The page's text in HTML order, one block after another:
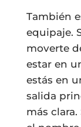
También
equipaje.
moverte
estar en
estás en
salida
más